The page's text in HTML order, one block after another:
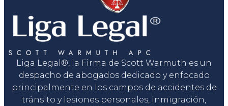
Liga Legal®, la Firma de Scott Warmuth es un
despacho de abogados dedicado y enfocado
principalmente en los campos de accidentes de
tránsito y lesiones personales, inmigración,